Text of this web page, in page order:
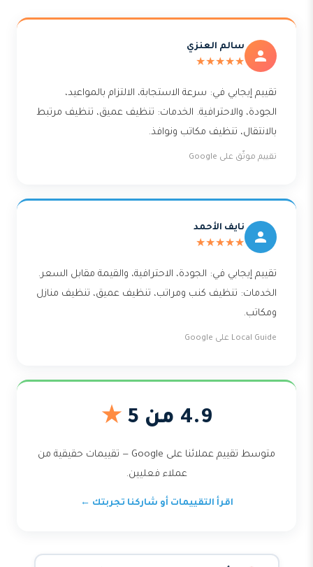
سالم العنزي
★★★★★
تقييم إيجابي في: سرعة الاستجابة، الالتزام بالمواعيد،
الجودة، والاحترافية. الخدمات: تنظيف عميق، تنظيف مرتبط
بالانتقال، تنظيف مكاتب ونوافذ.
تقييم موثّق على Google
نايف الأحمد
★★★★★
تقييم إيجابي في: الجودة، الاحترافية، والقيمة مقابل السعر.
الخدمات: تنظيف كنب ومراتب، تنظيف عميق، تنظيف منازل
ومكاتب.
Local Guide على Google
4.9 من 5 ★
متوسط تقييم عملائنا على Google — تقييمات حقيقية من
عملاء فعليين.
اقرأ التقييمات أو شاركنا تجربتك ←